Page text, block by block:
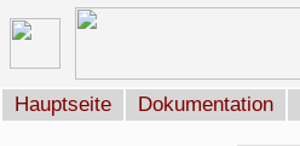
Hauptseite Dokumentation